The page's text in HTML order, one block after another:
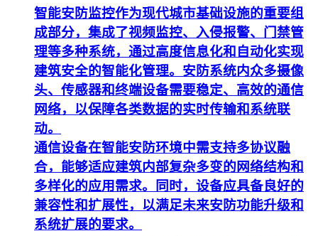
智能安防监控作为现代城市基础设施的重要组
成部分，集成了视频监控、入侵报警、门禁管
理等多种系统，通过高度信息化和自动化实现
建筑安全的智能化管理。安防系统内众多摄像
头、传感器和终端设备需要稳定、高效的通信
网络，以保障各类数据的实时传输和系统联
动。
通信设备在智能安防环境中需支持多协议融
合，能够适应建筑内部复杂多变的网络结构和
多样化的应用需求。同时，设备应具备良好的
兼容性和扩展性，以满足未来安防功能升级和
系统扩展的要求。